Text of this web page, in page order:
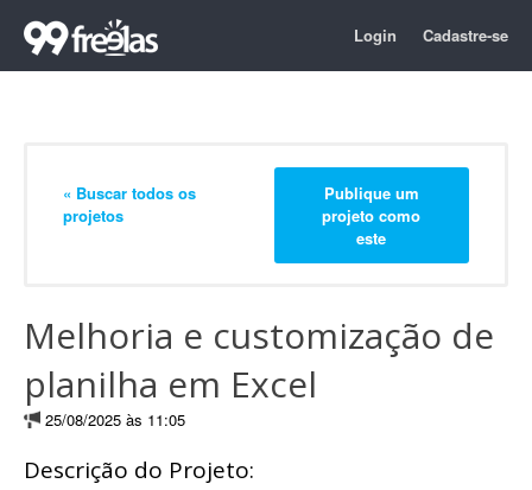
Login Cadastre-se
« Buscar todos os
projetos
Publique um
projeto como
este
Melhoria e customização de
planilha em Excel
25/08/2025 às 11:05
Descrição do Projeto: